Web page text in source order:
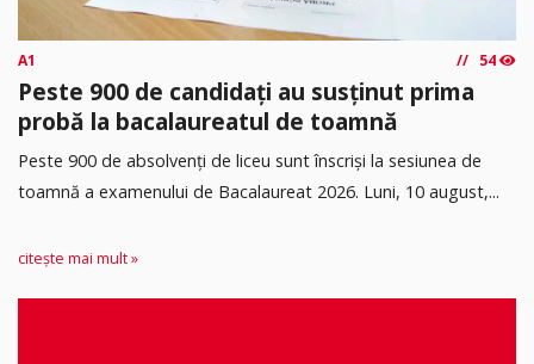
A1 54
Peste 900 de candidați au susținut prima
probă la bacalaureatul de toamnă
Peste 900 de absolvenți de liceu sunt înscriși la sesiunea de
toamnă a examenului de Bacalaureat 2026. Luni, 10 august,...
citește mai mult »